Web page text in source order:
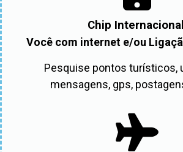
Chip Internacional
Você com internet e/ou
Pesquise pontos turísticos,
mensagens, gps,